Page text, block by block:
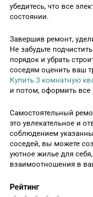
убедитесь, что все
состоянии.
Завершив ремонт,
Не забудьте
порядок и убрать
соседям оценить ваш
Купить 3 комнатную
и потом, оформить все
Самостоятельный
это увлекательное и
соблюдением
соседей, вы можете
уютное жилье для
взаимоотношения в
Рейтинг